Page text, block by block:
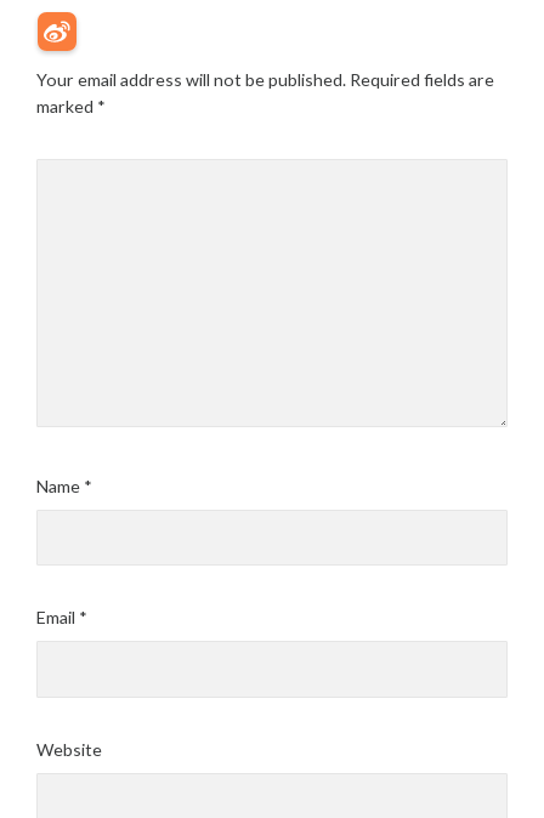
Your email address will not be published. Required fields are
marked *
Name *
Email *
Website